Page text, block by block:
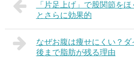
「片足上げ」で股関節を
とさらに効果的
なぜお腹は痩せにくい？
後まで脂肪が残る理由